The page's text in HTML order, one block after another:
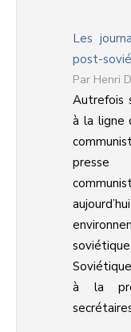
Les
post-
Henri
Autrefois
à la ligne
presse
à la